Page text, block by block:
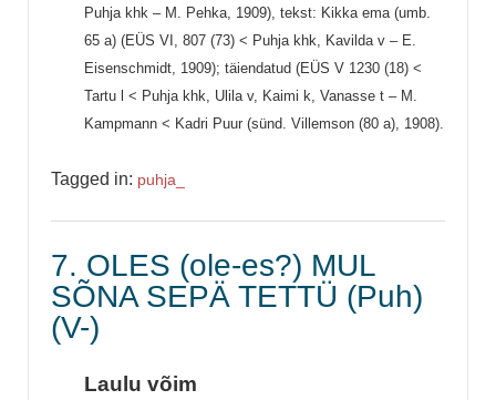
Puhja khk – M. Pehka, 1909), tekst: Kikka ema (umb.
65 a) (EÜS VI, 807 (73) < Puhja khk, Kavilda v – E.
Eisenschmidt, 1909); täiendatud (EÜS V 1230 (18) <
Tartu l < Puhja khk, Ulila v, Kaimi k, Vanasse t – M.
Kampmann < Kadri Puur (sünd. Villemson (80 a), 1908).
Tagged in: puhja_
7. OLES (ole-es?) MUL
SÕNA SEPÄ TETTÜ (Puh)
(V-)
Laulu võim